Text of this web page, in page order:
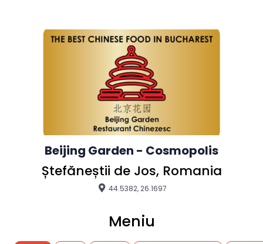
Beijing Garden - Cosmopolis
Ștefăneștii de Jos, Romania
44.5382, 26.1697
Meniu